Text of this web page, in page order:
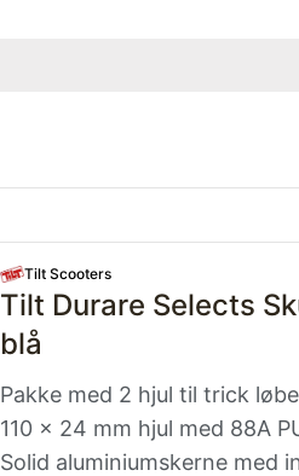
Tilt Scooters
Tilt Durare Selects
blå
Pakke med 2 hjul til trick
110 x 24 mm hjul med 88A
Solid aluminiumskerne med